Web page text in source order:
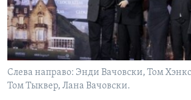
Learning English
СОЦИАЛЬНЫЕ СЕТИ
Слева направо: Энди Вачовски, Том
Том Тыквер, Лана Вачовски.